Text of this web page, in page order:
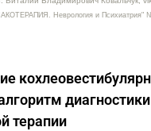
Неврология и Психиатрия"
терапии